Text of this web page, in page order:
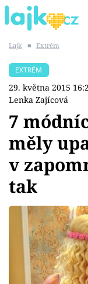
SHOPAHOLICADEL
Témata
Showbyznys
Youtubeři
Virály
Sex a vztahy
Lajk ■ Extrém
EXTRÉM
29. května 2015
Lenka Zajícová
7
měly
v
tak